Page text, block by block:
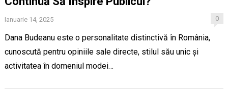
Ianuarie 14, 2025 0
Dana Budeanu este o personalitate distinctivă în România,
cunoscută pentru opiniile sale directe, stilul său unic și
activitatea în domeniul modei…